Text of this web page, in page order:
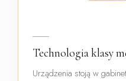
Technologia klasy
Urządzenia stoją w